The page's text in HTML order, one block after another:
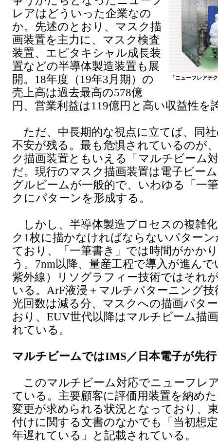
「ニューフレアテ
レアはどういった企業なの
か。先述のとおり、マスク描
画装置を主力に、マスク検査
装置、エピタキシャル成長装
置などの半導体製造装置も展
開。18年度（19年3月期）の
売上高は過去最高の578億
円、営業利益は119億円と高い収益性を
ただ、中長期的な視点に立てば、同
不安が残る。最も危惧されているのが
ク描画装置ともいえる「マルチビーム
だ。現行のマスク描画装置は電子ビー
グルビームが一般的で、いわゆる「一
クにパターンを形成する。
しかし、半導体製造プロセスの複雑
ク1枚に描かなければならないパター
ており、「一筆書き」では時間がかか
う。7nm以降、量産工程で導入が進ん
紫外線）リソグラフィー技術ではそれ
いる。ArF液浸＋マルチパターニング
光回数は減る分、マスクへの描画パタ
おり、EUV世代以降はマルチビーム描
れている。
マルチビームではIMS／日本電子が先行
このマルチビーム対応でニューフレ
ている。主要顧客に評価用装置を納め
変更が求められる状況となっており、
付けに関する文書のなかでも「当初想
年遅れている」と記載されている。